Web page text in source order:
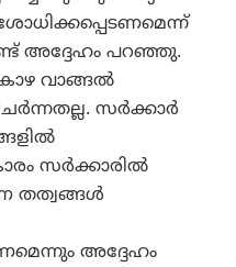
അദ്ദേഹം പറഞ്ഞു.
വാങ്ങല്‍
സര്‍ക്കാര്‍
സര്‍ക്കാരില്‍
തത്വങ്ങള്‍
അദ്ദേഹം